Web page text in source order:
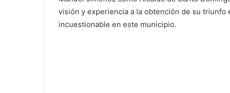
visión y experiencia a la obtención de su
incuestionable en este municipio.